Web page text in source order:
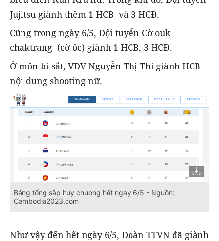
Jujitsu giành thêm 1 HCB và 3 HCĐ.
Cũng trong ngày 6/5, Đội tuyển Cờ ouk
chaktrang (cờ ốc) giành 1 HCB, 3 HCĐ.
Ở môn bi sắt, VĐV Nguyễn Thị Thi giành HCB
nội dung shooting nữ.
Bảng tổng sắp huy chương hết ngày 6/5 - Nguồn:
Cambodia2023.com
Như vậy đến hết ngày 6/5, Đoàn TTVN đã giành